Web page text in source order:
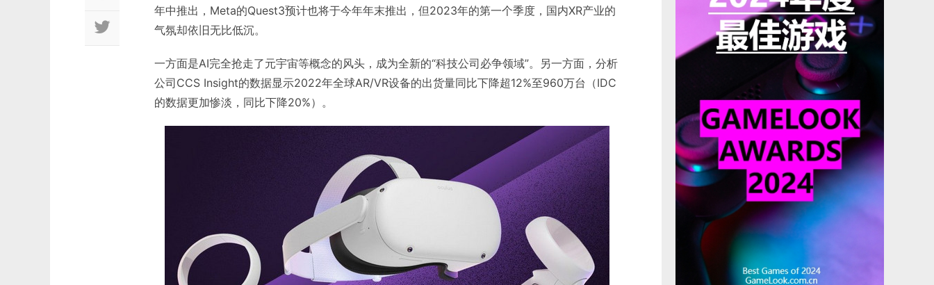
年中推出，Meta的Quest3预计也将于今年年末推出，但2023年的第一个季度，国内XR产业的
气氛却依旧无比低沉。
一方面是AI完全抢走了元宇宙等概念的风头，成为全新的“科技公司必争领域”。另一方面，分析
公司CCS Insight的数据显示2022年全球AR/VR设备的出货量同比下降超12%至960万台（IDC
的数据更加惨淡，同比下降20%）。